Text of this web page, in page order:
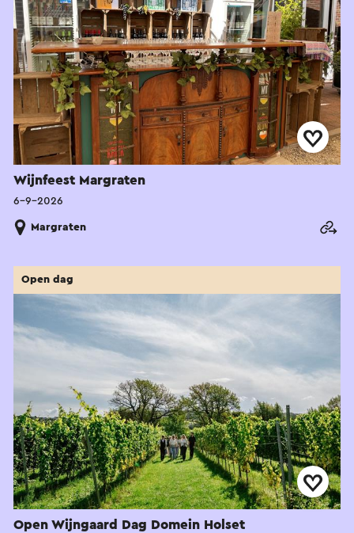
Wijnfeest Margraten
6-9-2026
Margraten
Open Wijngaard Dag Domein Holset
Open dag